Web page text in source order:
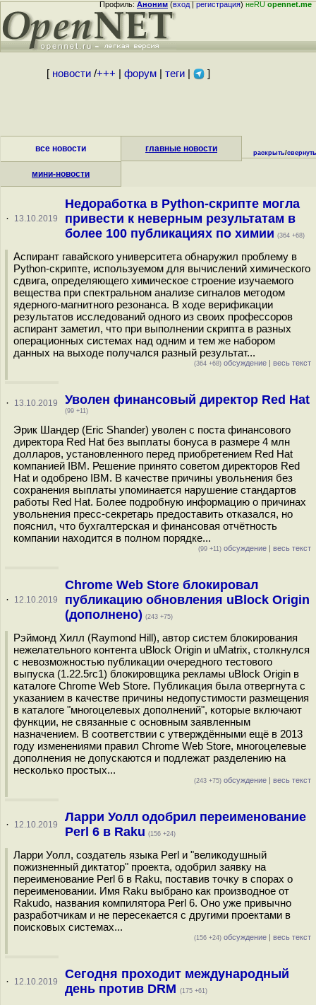
Профиль:Аноним(вход|регистрация)неRUopennet.me
[ новости/+++ форум| теги| ]
все новости главные новости
мини-новости
раскрыть/свернуть
· 13.10.2019
Недоработка в Python-скрипте могла
привести к неверным результатам в
более 100 публикациях по химии (364 +68)
Аспирант гавайского университета обнаружил проблему в
Python-скрипте, используемом для вычислений химического
сдвига, определяющего химическое строение изучаемого
вещества при спектральном анализе сигналов методом
ядерного-магнитного резонанса. В ходе верификации
результатов исследований одного из своих профессоров
аспирант заметил, что при выполнении скрипта в разных
операционных системах над одним и тем же набором
данных на выходе получался разный результат...
(364 +68) обсуждение | весь текст
· 13.10.2019 Уволен финансовый директор Red Hat
(99 +11)
Эрик Шандер (Eric Shander) уволен с поста финансового
директора Red Hat без выплаты бонуса в размере 4 млн
долларов, установленного перед приобретением Red Hat
компанией IBM. Решение принято советом директоров Red
Hat и одобрено IBM. В качестве причины увольнения без
сохранения выплаты упоминается нарушение стандартов
работы Red Hat. Более подробную информацию о причинах
увольнения пресс-секретарь предоставить отказался, но
пояснил, что бухгалтерская и финансовая отчётность
компании находится в полном порядке...
(99 +11) обсуждение | весь текст
· 12.10.2019
Chrome Web Store блокировал
публикацию обновления uBlock Origin
(дополнено) (243 +75)
Рэймонд Хилл (Raymond Hill), автор систем блокирования
нежелательного контента uBlock Origin и uMatrix, столкнулся
с невозможностью публикации очередного тестового
выпуска (1.22.5rc1) блокировщика рекламы uBlock Origin в
каталоге Chrome Web Store. Публикация была отвергнута с
указанием в качестве причины недопустимости размещения
в каталоге "многоцелевых дополнений", которые включают
функции, не связанные с основным заявленным
назначением. В соответствии с утверждёнными ещё в 2013
году изменениями правил Chrome Web Store, многоцелевые
дополнения не допускаются и подлежат разделению на
несколько простых...
(243 +75) обсуждение | весь текст
· 12.10.2019
Ларри Уолл одобрил переименование
Perl 6 в Raku (156 +24)
Ларри Уолл, создатель языка Perl и "великодушный
пожизненный диктатор" проекта, одобрил заявку на
переименование Perl 6 в Raku, поставив точку в спорах о
переименовании. Имя Raku выбрано как производное от
Rakudo, названия компилятора Perl 6. Оно уже привычно
разработчикам и не пересекается с другими проектами в
поисковых системах...
(156 +24) обсуждение | весь текст
· 12.10.2019
Сегодня проходит международный
день против DRM (175 +61)